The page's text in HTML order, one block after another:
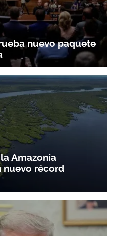
a nuestro boletín.
ACEPTAR
nuevo paquete
Amazonía
nuevo récord